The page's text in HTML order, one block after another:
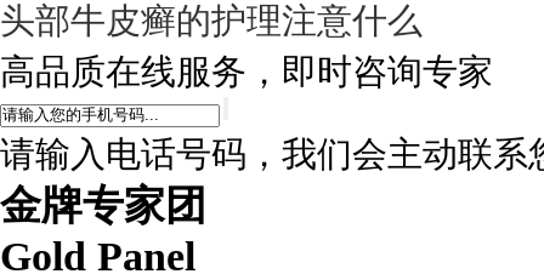
头部牛皮癣的护理注意什么
高品质在线服务，即时咨询专家
请输入电话号码，我们会主动联系
金牌专家团
Gold Panel